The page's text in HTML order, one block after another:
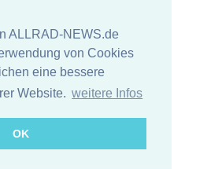
ALLRAD-NEWS.de
von Cookies
eine bessere
Website. weitere Infos
OK